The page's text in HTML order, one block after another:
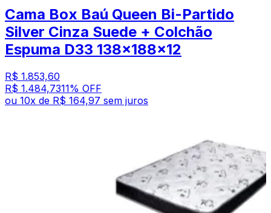
Cama Box Baú Queen Bi-Partido
Silver Cinza Suede + Colchão
Espuma D33 138x188x12
R$ 1.853,60
R$ 1.484,7311% OFF
ou 10x de R$ 164,97 sem juros